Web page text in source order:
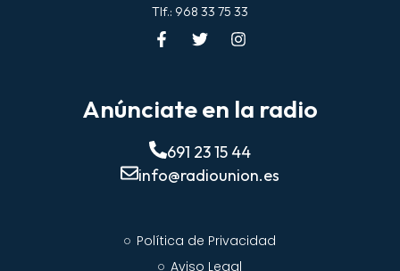
Tlf.: 968 33 75 33
Anúnciate en la radio
691 23 15 44
info@radiounion.es
Política de Privacidad
Aviso Legal